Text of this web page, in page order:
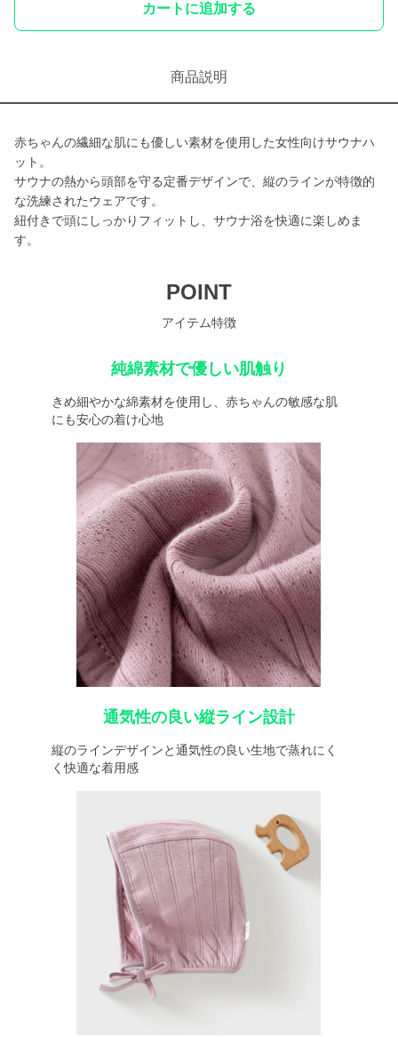
カートに追加する
商品説明
赤ちゃんの繊細な肌にも優しい素材を使用した女性向けサウナハ
ット。
サウナの熱から頭部を守る定番デザインで、縦のラインが特徴的
な洗練されたウェアです。
紐付きで頭にしっかりフィットし、サウナ浴を快適に楽しめま
す。
POINT
アイテム特徴
純綿素材で優しい肌触り
きめ細やかな綿素材を使用し、赤ちゃんの敏感な肌
にも安心の着け心地
通気性の良い縦ライン設計
縦のラインデザインと通気性の良い生地で蒸れにく
く快適な着用感